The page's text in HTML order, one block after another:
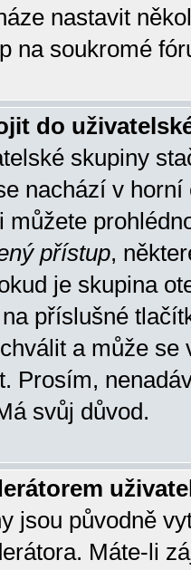
nastavit
na soukromé
do
skupiny
nachází v horní
můžete
přístup,
je skupina
příslušné
a může se
Prosím,
svůj důvod.
jsou původně
Máte-li